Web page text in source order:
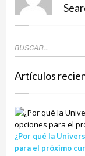
Artículos
¿Por qué la
para el próximo